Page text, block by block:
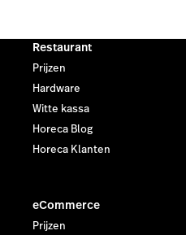
Restaurant
Prijzen
Hardware
Witte kassa
Horeca Blog
Horeca Klanten
eCommerce
Prijzen